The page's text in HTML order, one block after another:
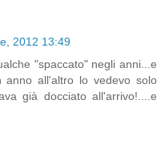
2012 13:49
"spaccato" negli anni...e
anno all'altro lo vedevo solo
già docciato all'arrivo!....e